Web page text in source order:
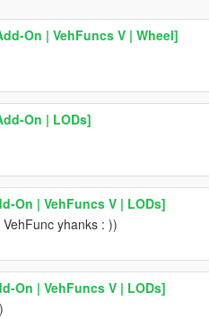
On | VehFuncs V | Wheel]
On | LODs]
On | VehFuncs V | LODs]
yhanks : ))
On | VehFuncs V | LODs]